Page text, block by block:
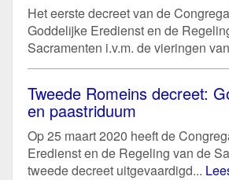
Het eerste decreet van de
Goddelijke Eredienst en de
Sacramenten i.v.m. de vieringen
Tweede Romeins decreet:
en paastriduum
Op 25 maart 2020 heeft de
Eredienst en de Regeling van de
tweede decreet uitgevaardigd...